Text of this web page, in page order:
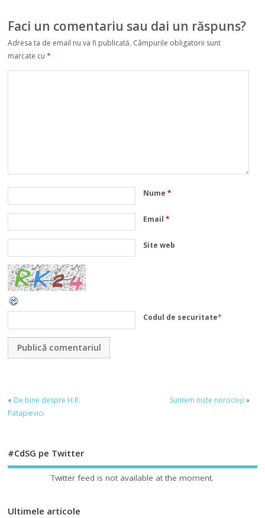
Faci un comentariu sau dai un răspuns?
Adresa ta de email nu va fi publicată. Câmpurile obligatorii sunt
marcate cu*
Nume*
Email*
Site web
Codul de securitate*
« De bine despre H.R.
Patapievici
Suntem niște norocoși »
#CdSG pe Twitter
Twitter feed is not available at the moment.
Ultimele articole